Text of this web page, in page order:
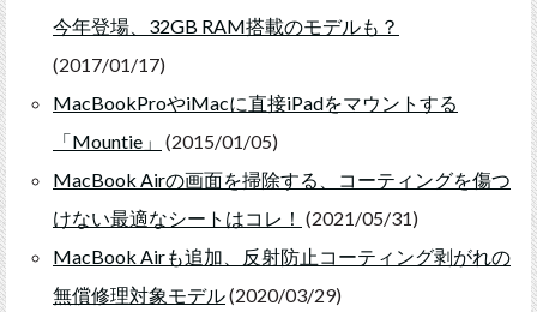
今年登場、32GB RAM搭載のモデルも？
(2017/01/17)
MacBookProやiMacに直接iPadをマウントする
「Mountie」
(2015/01/05)
MacBook Airの画面を掃除する、コーティングを傷つ
けない最適なシートはコレ！ (2021/05/31)
MacBook Airも追加、反射防止コーティング剥がれの
無償修理対象モデル(2020/03/29)